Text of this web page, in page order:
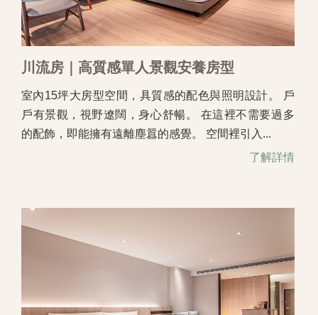
川流房｜高質感單人景觀安養房型
室內15坪大房型空間，具質感的配色與照明設計。 戶
戶有景觀，視野遼闊，身心舒暢。 在這裡不需要過多
的配飾，即能擁有遠離塵囂的感覺。 空間裡引入...
了解詳情